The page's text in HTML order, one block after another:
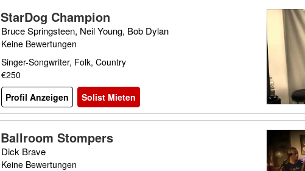
StarDog Champion
Bruce Springsteen, Neil Young, Bob Dylan
Keine Bewertungen
Singer-Songwriter, Folk, Country
€250
Profil Anzeigen
Solist Mieten
Ballroom Stompers
Dick Brave
Keine Bewertungen